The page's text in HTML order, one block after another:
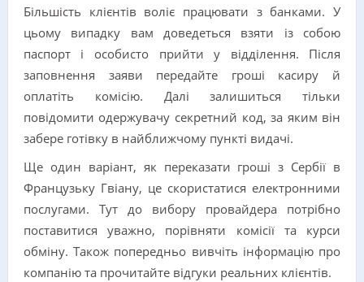
Більшість клієнтів воліє працювати з банками. У
цьому випадку вам доведеться взяти із собою
паспорт і особисто прийти у відділення. Після
заповнення заяви передайте гроші касиру й
оплатіть комісію. Далі залишиться тільки
повідомити одержувачу секретний код, за яким він
забере готівку в найближчому пункті видачі.
Ще один варіант, як переказати гроші з Сербії в
Французьку Гвіану, це скористатися електронними
послугами. Тут до вибору провайдера потрібно
поставитися уважно, порівняти комісії та курси
обміну. Також попередньо вивчіть інформацію про
компанію та прочитайте відгуки реальних клієнтів.